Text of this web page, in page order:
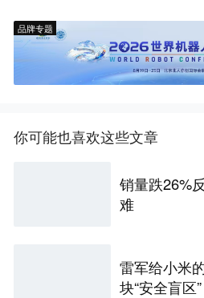
品牌专题
你可能也喜欢这些文章
销量跌26%
难
雷军给小米
块“安全盲区”